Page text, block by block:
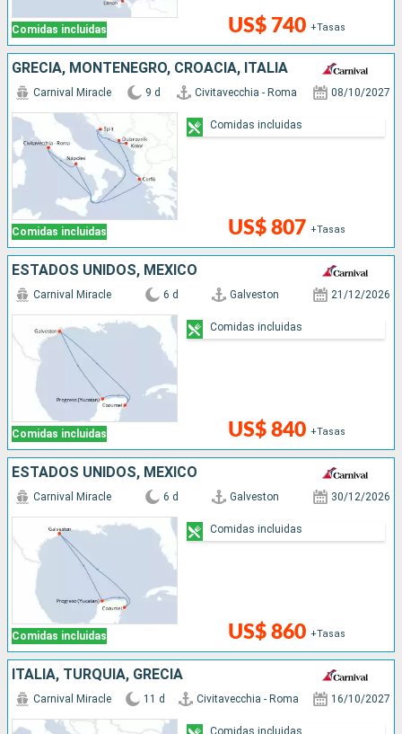
Comidas incluidas US$ 740 +Tasas
GRECIA, MONTENEGRO, CROACIA, ITALIA
Comidas incluidas
Carnival Miracle 9 d Civitavecchia - Roma 08/10/2027
US$ 807 +Tasas
Comidas incluidas
ESTADOS UNIDOS, MÉXICO
Comidas incluidas
Carnival Miracle 6 d Galveston 21/12/2026
US$ 840 +Tasas
Comidas incluidas
ESTADOS UNIDOS, MÉXICO
Comidas incluidas
Carnival Miracle 6 d Galveston 30/12/2026
US$ 860 +Tasas
Comidas incluidas
ITALIA, TURQUÍA, GRECIA
Carnival Miracle 11 d Civitavecchia - Roma 16/10/2027
Comidas incluidas